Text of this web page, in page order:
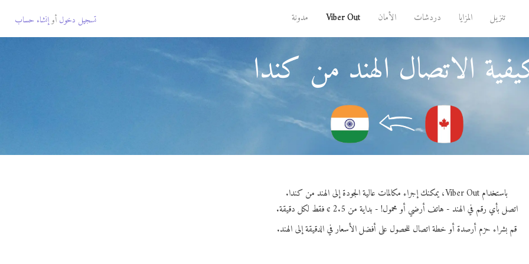
تنزيل المزايا دردشات الأمان Viber Out مدونة تسجيل دخول أوإنشاء حساب
الاتصال الهند من كندا
باستخدام Viber Out، يمكنك إجراء مكالمات عالية الجودة إلى الهند من كندا.
اتصل بأي رقم في الهند - هاتف أرضي أو محمول! - بداية من 2.5 ¢ فقط لكل دقيقة.
قم بشراء حزم أرصدة أو خطة اتصال للحصول على أفضل الأسعار في الدقيقة إلى الهند.